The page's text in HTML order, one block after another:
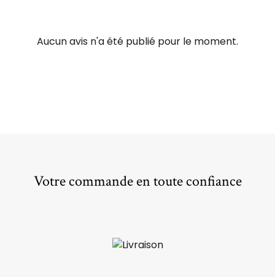
Aucun avis n'a été publié pour le moment.
Votre commande en toute confiance